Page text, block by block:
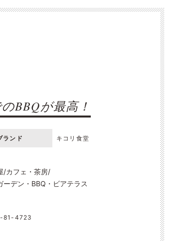
BBQが最高！
ランド キコリ食堂
カフェ・茶房
ーデン・BBQ・ビアテラス
81-4723